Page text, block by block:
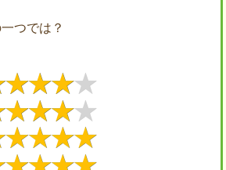
つでは？